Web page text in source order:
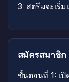
3: สตรีมจะเริ่
สมัครสมาชิก
ขั้นตอนที่ 1: เ